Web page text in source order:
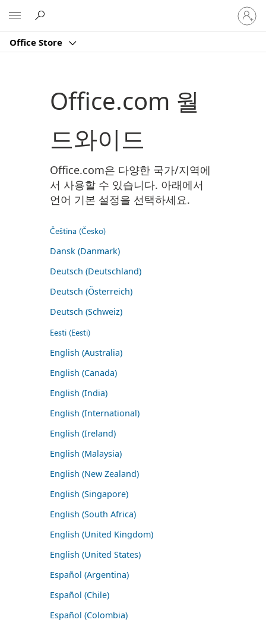
Office Store
귀
하
계
Office.com 월
드와이드
Office.com은 다양한 국가/지역에
서 사용할 수 있습니다. 아래에서
언어 기본 설정을 선택하세요.
Čeština (Česko)
Dansk (Danmark)
Deutsch (Deutschland)
Deutsch (Österreich)
Deutsch (Schweiz)
Eesti (Eesti)
English (Australia)
English (Canada)
English (India)
English (International)
English (Ireland)
English (Malaysia)
English (New Zealand)
English (Singapore)
English (South Africa)
English (United Kingdom)
English (United States)
Español (Argentina)
Español (Chile)
Español (Colombia)